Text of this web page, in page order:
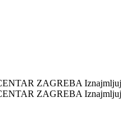
ZAGREBA
ZAGREBA Iznajmljuje